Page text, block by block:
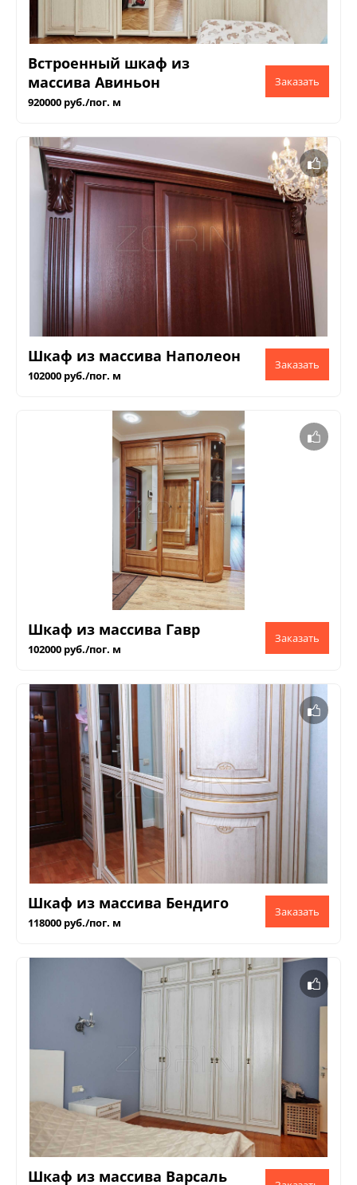
Встроенный шкаф из
массива Авиньон
920000 руб./пог. м
Шкаф из массива Наполеон
102000 руб./пог. м
Шкаф из массива Гавр
102000 руб./пог. м
Шкаф из массива Бендиго
118000 руб./пог. м
Шкаф из массива Варсаль